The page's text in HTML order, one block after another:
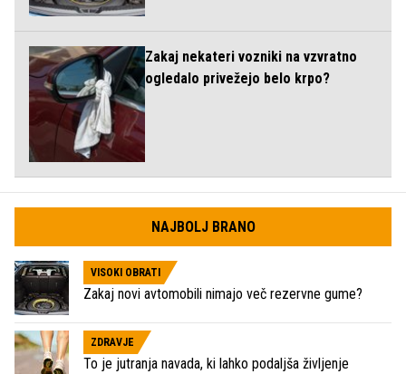
Zakaj nekateri vozniki na vzvratno
ogledalo privežejo belo krpo?
NAJBOLJ BRANO
VISOKI OBRATI
Zakaj novi avtomobili nimajo več rezervne gume?
ZDRAVJE
To je jutranja navada, ki lahko podaljša življenje